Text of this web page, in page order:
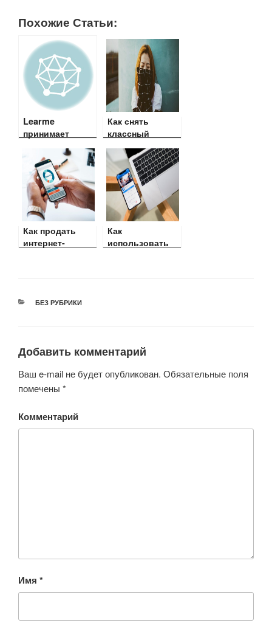
Похожие Статьи:
Learme
принимает
международной
конференции
EdСrunch 2017.
Встретимся 26
сентября!
Как снять
классный
видеоподкаст?
Как продать
интернет-
й продаже)
Как
использовать
РУБРИКИ
БЕЗ РУБРИКИ
Добавить комментарий
Ваш e-mail не будет опубликован. Обязательные поля
помечены *
Комментарий
Имя *